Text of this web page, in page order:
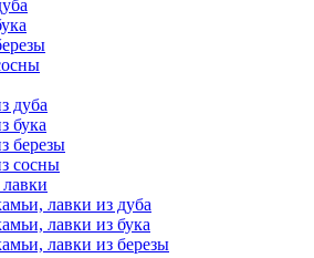
дуба
бука
березы
сосны
лавки из дуба
лавки из бука
лавки из березы